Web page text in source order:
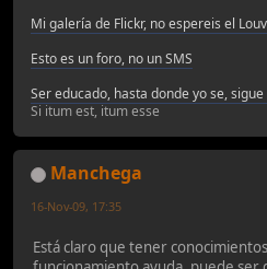
Mi galería de Flickr, no espereis el
Esto es un foro, no un SMS
Ser educado, hasta donde yo se,
Si itum est, itum esse
Manchega
16-Nov-09, 17:35
Está claro que tener